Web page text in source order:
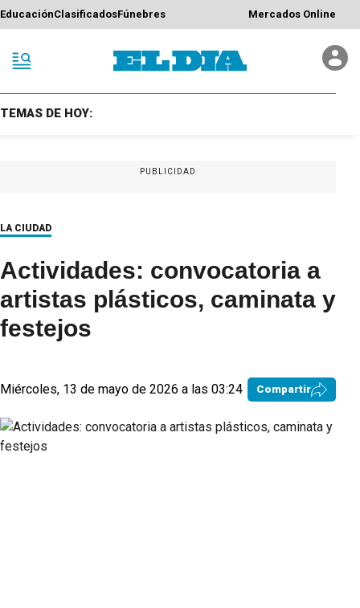
EducaciónClasificadosFúnebres Mercados Online
TEMAS DE HOY:
PUBLICIDAD
LA CIUDAD
Actividades: convocatoria a
artistas plásticos, caminata y
festejos
Miércoles, 13 de mayo de 2026 a las 03:24 Compartir